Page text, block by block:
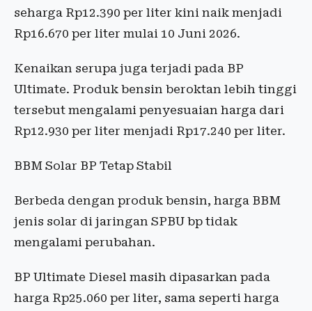
seharga Rp12.390 per liter kini naik menjadi
Rp16.670 per liter mulai 10 Juni 2026.
Kenaikan serupa juga terjadi pada BP
Ultimate. Produk bensin beroktan lebih tinggi
tersebut mengalami penyesuaian harga dari
Rp12.930 per liter menjadi Rp17.240 per liter.
BBM Solar BP Tetap Stabil
Berbeda dengan produk bensin, harga BBM
jenis solar di jaringan SPBU bp tidak
mengalami perubahan.
BP Ultimate Diesel masih dipasarkan pada
harga Rp25.060 per liter, sama seperti harga